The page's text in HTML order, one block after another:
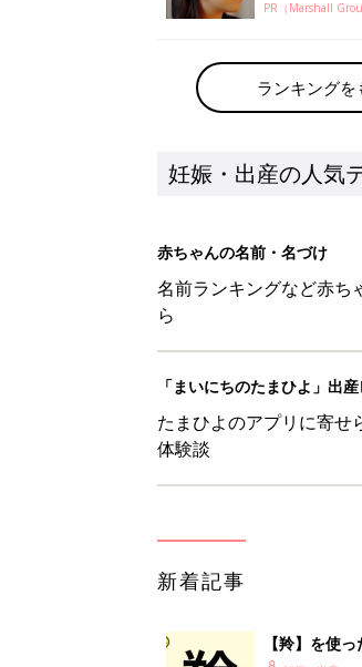
PR（Marshall
ランキングを
妊娠・出産の人気
赤ちゃんの名前・名づけ
名前ランキングなど赤ち
ら
「まいにちのたまひよ」出
たまひよのアプリに寄せ
体験談
新着記事
【羚】を使